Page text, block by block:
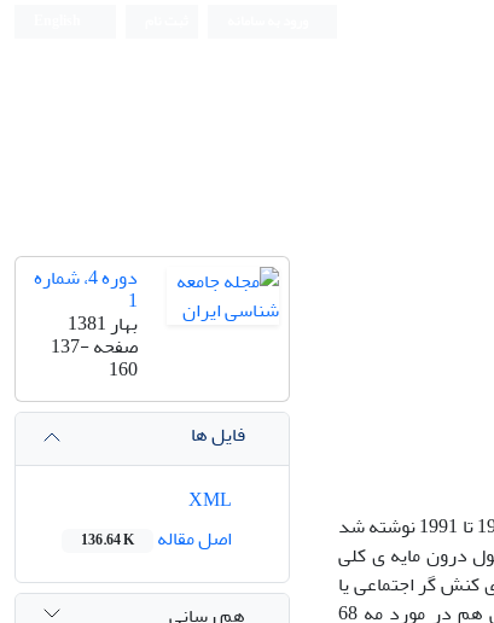
این کتاب آغازگر چیزی است که میوانم سومین مرحله از کارم بنامم.این کتاب که بین سالهای 1988 تا 1991 نوشته شد
حول درون مایه ی کلی
کنش گر اجتماعی یا
به عبارت دقیقتر جنبش های اجتماعی است که با جنبش(ماه مه) 68 آغاز شد.به علاوه کتابی هم در مورد مه 68
دوره 4، شماره
1
بهار 1381
صفحه137-
160
فایل ها
اصل مقاله
136.64 K
هم رسانی